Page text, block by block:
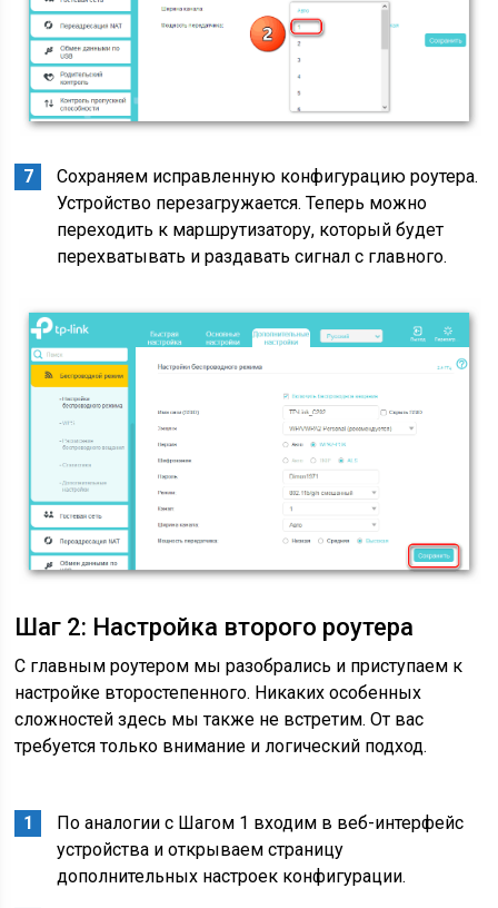
Сохраняем исправленную конфигурацию роутера.
Устройство перезагружается. Теперь можно
переходить к маршрутизатору, который будет
перехватывать и раздавать сигнал с главного.
Шаг 2: Настройка второго роутера
С главным роутером мы разобрались и приступаем к
настройке второстепенного. Никаких особенных
сложностей здесь мы также не встретим. От вас
требуется только внимание и логический подход.
По аналогии с Шагом 1 входим в веб-интерфейс
устройства и открываем страницу
дополнительных настроек конфигурации.